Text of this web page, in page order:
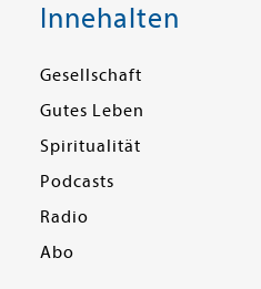
Innehalten
Gesellschaft
Gutes Leben
Spiritualität
Podcasts
Radio
Abo